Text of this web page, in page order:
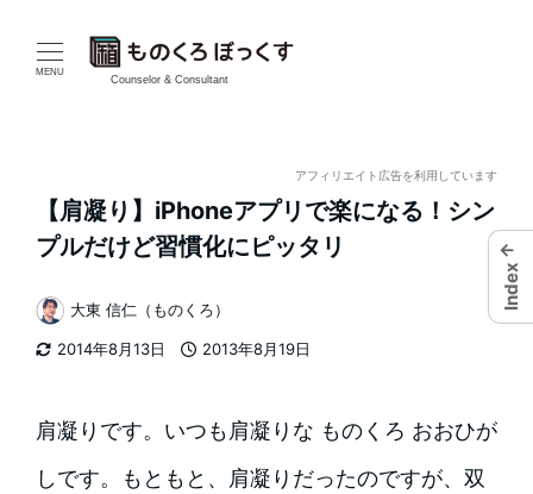
MENU
Counselor & Consultant
アフィリエイト広告を利用しています
【肩凝り】iPhoneアプリで楽になる！シン
プルだけど習慣化にピッタリ
2014年8月13日
2013年8月19日
著
者
大東 信仁（ものくろ）
肩凝りです。いつも肩凝りな ものくろ おおひが
しです。もともと、肩凝りだったのですが、双
←
Index